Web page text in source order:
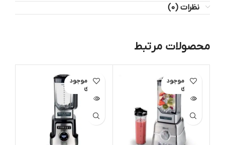
نظرات (0)
محصولات مرتبط
اتمام موجود
ی
اتمام موجود
ی